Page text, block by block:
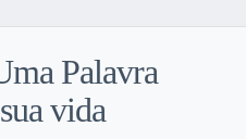
Palavra
vida